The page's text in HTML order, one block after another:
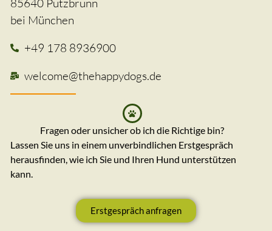
85640 Putzbrunn
bei München
+49 178 8936900
welcome@thehappydogs.de
Fragen oder unsicher ob ich die Richtige bin?
Lassen Sie uns in einem unverbindlichen Erstgespräch
herausfinden, wie ich Sie und Ihren Hund unterstützen
kann.
Erstgespräch anfragen